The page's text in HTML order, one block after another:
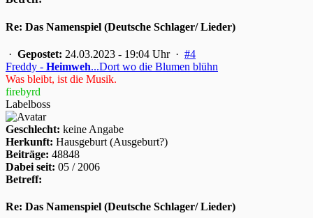
Re: Das Namenspiel (Deutsche Schlager/ Lieder)
· Gepostet: 24.03.2023 - 19:04 Uhr · #4
Freddy - Heimweh...Dort wo die Blumen blühn
Was bleibt, ist die Musik.
firebyrd
Labelboss
Geschlecht: keine Angabe
Herkunft: Hausgeburt (Ausgeburt?)
Beiträge: 48848
Dabei seit: 05 / 2006
Betreff:
Re: Das Namenspiel (Deutsche Schlager/ Lieder)